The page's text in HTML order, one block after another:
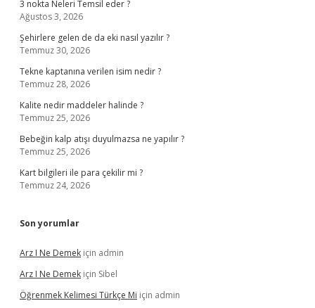
3 nokta Neleri Temsil eder ?
Ağustos 3, 2026
Şehirlere gelen de da eki nasıl yazılır ?
Temmuz 30, 2026
Tekne kaptanına verilen isim nedir ?
Temmuz 28, 2026
Kalite nedir maddeler halinde ?
Temmuz 25, 2026
Bebeğin kalp atışı duyulmazsa ne yapılır ?
Temmuz 25, 2026
Kart bilgileri ile para çekilir mi ?
Temmuz 24, 2026
Son yorumlar
Arz I Ne Demek için admin
Arz I Ne Demek için Sibel
Öğrenmek Kelimesi Türkçe Mi için admin